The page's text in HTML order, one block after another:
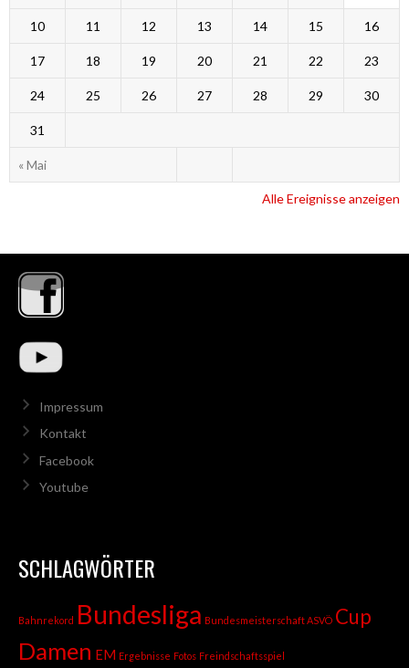
« Mai
10 11 12 13 14 15 16
17 18 19 20 21 22 23
24 25 26 27 28 29 30
31
Alle Ereignisse anzeigen
Impressum
Kontakt
Facebook
Youtube
SCHLAGWÖRTER
Bahnrekord Bundesliga Bundesmeisterschaft ASVÖ Cup
Damen EM Ergebnisse Fotos Freindschaftsspiel